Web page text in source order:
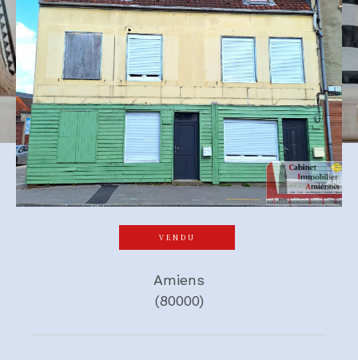
VENDU
Amiens
(80000)